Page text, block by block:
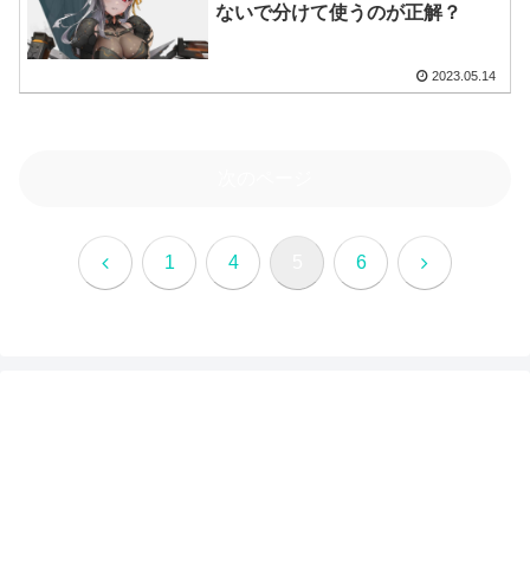
ないで分けて使うのが正解？
2023.05.14
前 1 4 6 次